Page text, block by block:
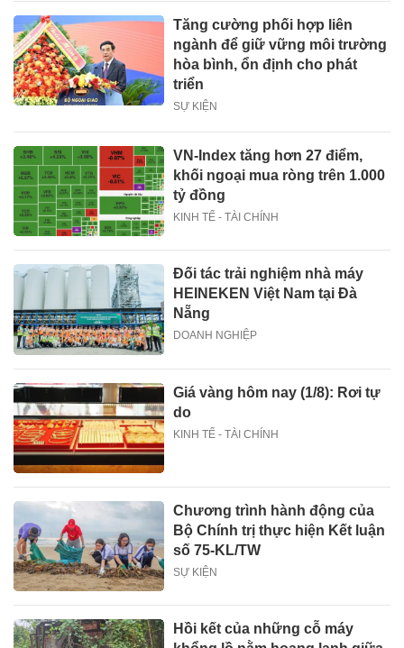
Tăng cường phối hợp liên
ngành để giữ vững môi trường
hòa bình, ổn định cho phát
triển
SỰ KIỆN
VN-Index tăng hơn 27 điểm,
khối ngoại mua ròng trên 1.000
tỷ đồng
KINH TẾ - TÀI CHÍNH
Đối tác trải nghiệm nhà máy
HEINEKEN Việt Nam tại Đà
Nẵng
DOANH NGHIỆP
Giá vàng hôm nay (1/8): Rơi tự
do
KINH TẾ - TÀI CHÍNH
Chương trình hành động của
Bộ Chính trị thực hiện Kết luận
số 75-KL/TW
SỰ KIỆN
Hồi kết của những cỗ máy